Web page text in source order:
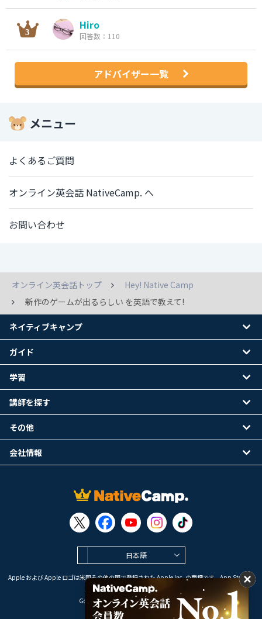
Hiro
回答数：110
アドバイザー一覧
メニュー
よくあるご質問
オンライン英会話 NativeCamp. へ
お問い合わせ
オンライン英会話トップ
Hey! Native Camp
新作のゲームが出るらしい を英語で教えて!
日本語
Apple および Apple ロゴは米国その他の国で登録された Apple Inc. の商標です。App Store は
Apple Inc. のサービスマークです。
Google Play は Google LLC の商標です。
ネイティブキャンプ
ガイド
学習
講師を探す
その他
会社情報